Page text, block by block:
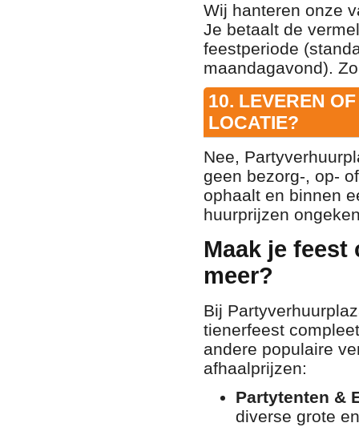
Wij hanteren onze
Je betaalt de
feestperiode
maandagavond).
10. LEVEREN
LOCATIE?
Nee,
geen bezorg-, op-
ophaalt en binnen
huurprijzen
Maak je
meer?
Bij
tienerfeest
andere populaire
afhaalprijzen:
Partytenten &
diverse grote